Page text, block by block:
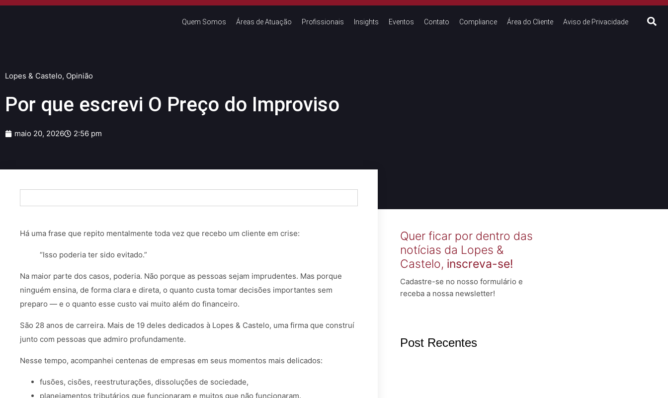
Quem Somos Áreas de Atuação Profissionais Insights Eventos Contato Compliance Área do Cliente Aviso de Privacidade
Lopes & Castelo, Opinião
Por que escrevi O Preço do Improviso
maio 20, 2026 2:56 pm
Há uma frase que repito mentalmente toda vez que recebo um cliente em crise:
“Isso poderia ter sido evitado.”
Na maior parte dos casos, poderia. Não porque as pessoas sejam imprudentes. Mas porque
ninguém ensina, de forma clara e direta, o quanto custa tomar decisões importantes sem
preparo — e o quanto esse custo vai muito além do financeiro.
São 28 anos de carreira. Mais de 19 deles dedicados à Lopes & Castelo, uma firma que construí
junto com pessoas que admiro profundamente.
Nesse tempo, acompanhei centenas de empresas em seus momentos mais delicados:
fusões, cisões, reestruturações, dissoluções de sociedade,
planejamentos tributários que funcionaram e muitos que não funcionaram.
Quer ficar por dentro das
notícias da Lopes &
Castelo, inscreva-se!
Cadastre-se no nosso formulário e
receba a nossa newsletter!
Post Recentes